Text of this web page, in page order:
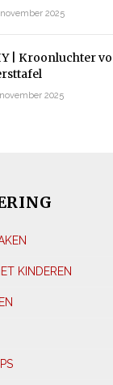
2025
| Kroonluchter
2025
KINDEREN